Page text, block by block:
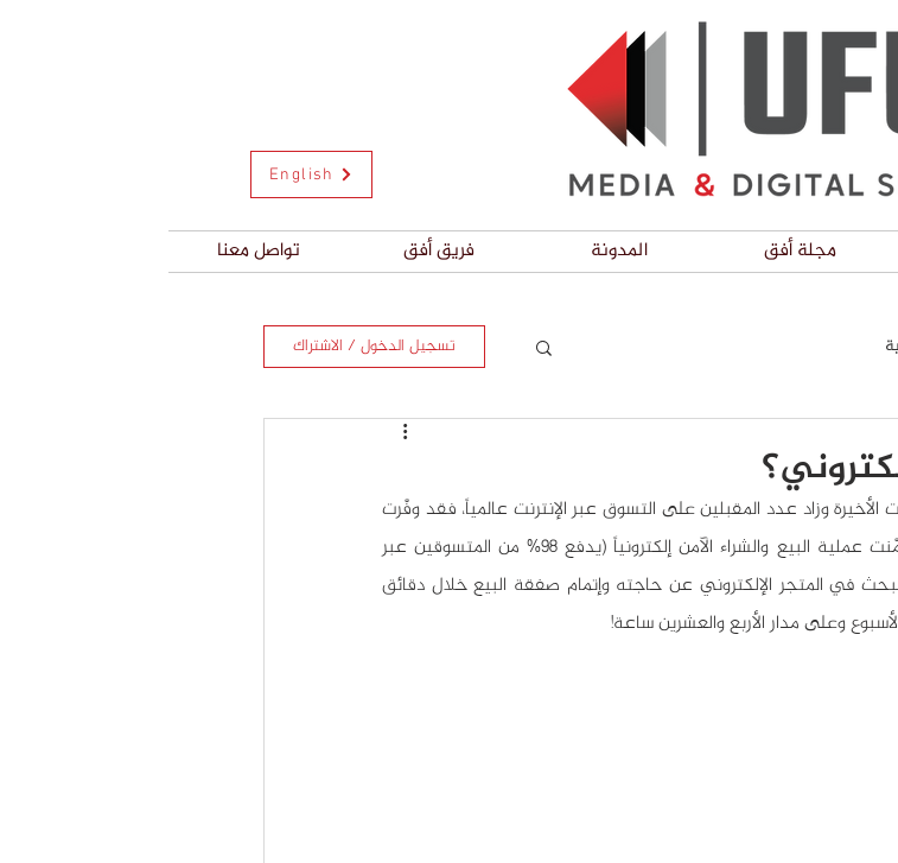
English
مجلة أفق المدونة فريق أفق تواصل معنا
تسجيل الدخول / الاشتراك
علينا المتاجر الإلكترونية عناء التسوق التقليدي وأمَّنت عملية البيع والشراء الآمن إلكترونياً (يدفع 98% من المتسوقين عبر
وعلى مدار الأربع والعشرين ساعة!